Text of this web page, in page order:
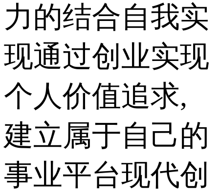
力的结合自我实
现通过创业实现
个人价值追求,
建立属于自己的
事业平台现代创